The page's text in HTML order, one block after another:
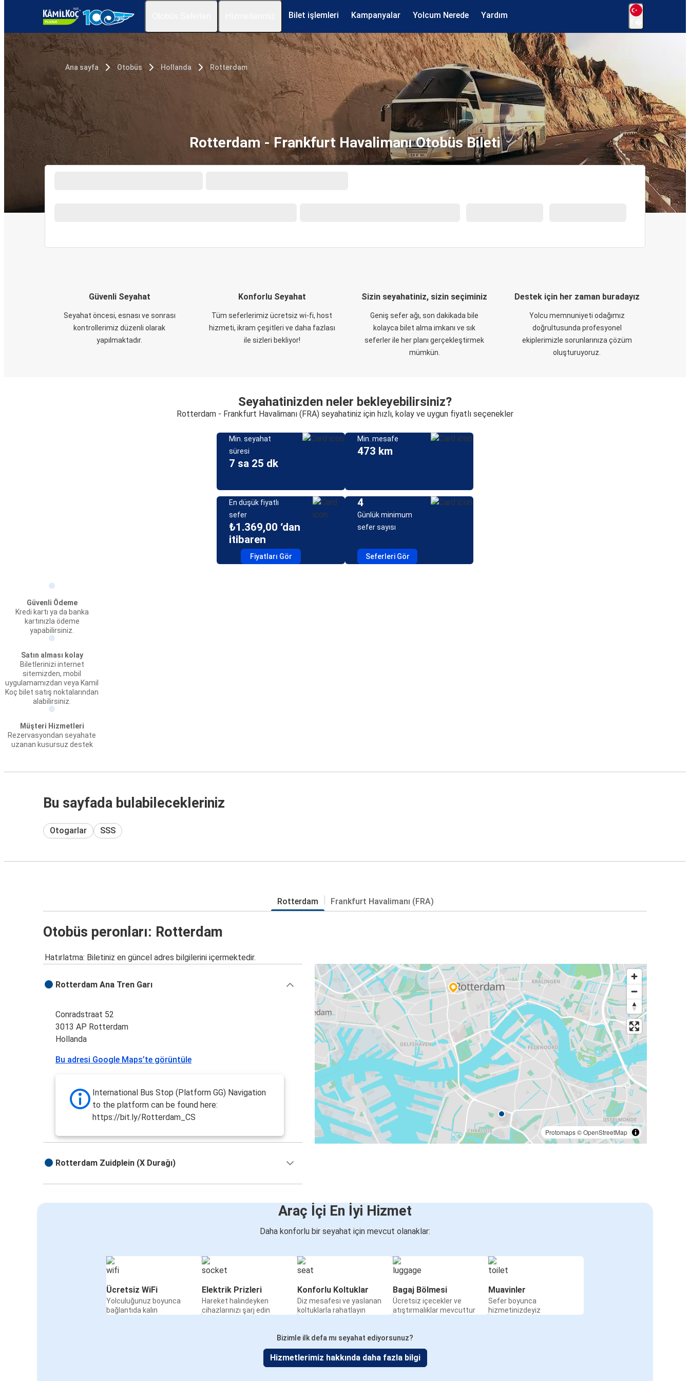
Bilet işlemleri Kampanyalar Yolcum Nerede Yardım
Ana sayfa Otobüs Hollanda Rotterdam
Rotterdam - Frankfurt Havalimanı Otobüs Bileti
Güvenli Seyahat
Seyahat öncesi, esnası ve sonrası
kontrollerimiz düzenli olarak
yapılmaktadır.
Konforlu Seyahat
Tüm seferlerimiz ücretsiz wi-fi, host
hizmeti, ikram çeşitleri ve daha fazlası
ile sizleri bekliyor!
Sizin seyahatiniz, sizin seçiminiz
Geniş sefer ağı, son dakikada bile
kolayca bilet alma imkanı ve sık
seferler ile her planı gerçekleştirmek
mümkün.
Destek için her zaman buradayız
Yolcu memnuniyeti odağımız
doğrultusunda profesyonel
ekiplerimizle sorunlarınıza çözüm
oluşturuyoruz.
Seyahatinizden neler bekleyebilirsiniz?
Rotterdam - Frankfurt Havalimanı (FRA) seyahatiniz için hızlı, kolay ve uygun fiyatlı seçenekler
Min. seyahat
süresi
7 sa 25 dk
Min. mesafe
473 km
En düşük fiyatlı
sefer
₺1.369,00 ‘dan
itibaren
Fiyatları Gör
4
Günlük minimum
sefer sayısı
Seferleri Gör
Güvenli Ödeme
Kredi kartı ya da banka
kartınızla ödeme
yapabilirsiniz.
Satın alması kolay
Biletlerinizi internet
sitemizden, mobil
uygulamamızdan veya Kamil
Koç bilet satış noktalarından
alabilirsiniz.
Müşteri Hizmetleri
Rezervasyondan seyahate
uzanan kusursuz destek
Bu sayfada bulabilecekleriniz
Otogarlar SSS
Rotterdam Frankfurt Havalimanı (FRA)
Otobüs peronları: Rotterdam
Hatırlatma: Biletiniz en güncel adres bilgilerini içermektedir.
Protomaps©OpenStreetMap
Rotterdam Ana Tren Garı
Conradstraat 52
3013 AP Rotterdam
Hollanda
Bu adresi Google Maps’te görüntüle
International Bus Stop (Platform GG) Navigation
to the platform can be found here:
https://bit.ly/Rotterdam_CS
Rotterdam Zuidplein (X Durağı)
Araç İçi En İyi Hizmet
Daha konforlu bir seyahat için mevcut olanaklar:
Ücretsiz WiFi
Yolculuğunuz boyunca
bağlantıda kalın
Elektrik Prizleri
Hareket halindeyken
cihazlarınızı şarj edin
Konforlu Koltuklar
Diz mesafesi ve yaslanan
koltuklarla rahatlayın
Bagaj Bölmesi
Ücretsiz içecekler ve
atıştırmalıklar mevcuttur
Muavinler
Sefer boyunca
hizmetinizdeyiz
Bizimle ilk defa mı seyahat ediyorsunuz?
Hizmetlerimiz hakkında daha fazla bilgi